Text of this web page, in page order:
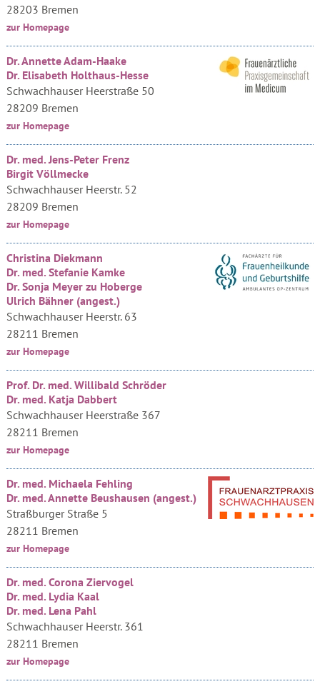
28203 Bremen
zur Homepage
Dr. Annette Adam-Haake
Dr. Elisabeth Holthaus-Hesse
Schwachhauser Heerstraße 50
28209 Bremen
zur Homepage
Dr. med. Jens-Peter Frenz
Birgit Völlmecke
Schwachhauser Heerstr. 52
28209 Bremen
zur Homepage
Christina Diekmann
Dr. med. Stefanie Kamke
Dr. Sonja Meyer zu Hoberge
Ulrich Bähner (angest.)
Schwachhauser Heerstr. 63
28211 Bremen
zur Homepage
Prof. Dr. med. Willibald Schröder
Dr. med. Katja Dabbert
Schwachhauser Heerstraße 367
28211 Bremen
zur Homepage
Dr. med. Michaela Fehling
Dr. med. Annette Beushausen (angest.)
Straßburger Straße 5
28211 Bremen
zur Homepage
Dr. med. Corona Ziervogel
Dr. med. Lydia Kaal
Dr. med. Lena Pahl
Schwachhauser Heerstr. 361
28211 Bremen
zur Homepage